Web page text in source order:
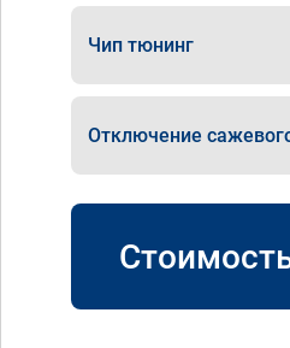
Чип тюнинг
Отключение